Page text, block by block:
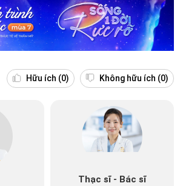
Hữu ích (0) Không hữu ích (0)
Thạc sĩ - Bác sĩ